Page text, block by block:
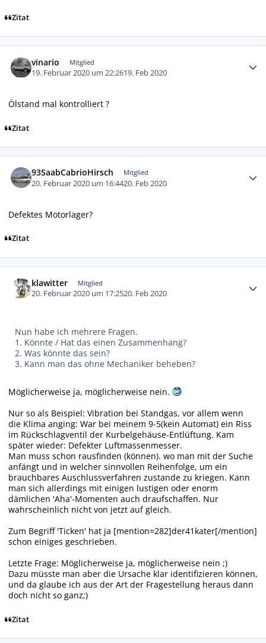
Zitat
vinario Mitglied
19. Februar 2020 um 22:2619. Feb 2020
Ölstand mal kontrolliert ?
Zitat
93SaabCabrioHirsch Mitglied
20. Februar 2020 um 16:4420. Feb 2020
Defektes Motorlager?
Zitat
klawitter Mitglied
20. Februar 2020 um 17:2520. Feb 2020
Nun habe ich mehrere Fragen.
1. Könnte / Hat das einen Zusammenhang?
2. Was könnte das sein?
3. Kann man das ohne Mechaniker beheben?
Möglicherweise ja, möglicherweise nein.
Nur so als Beispiel: Vibration bei Standgas, vor allem wenn
die Klima anging: War bei meinem 9-5(kein Automat) ein Riss
im Rückschlagventil der Kurbelgehäuse-Entlüftung. Kam
später wieder: Defekter Luftmassenmesser.
Man muss schon rausfinden (können). wo man mit der Suche
anfängt und in welcher sinnvollen Reihenfolge, um ein
brauchbares Auschlussverfahren zustande zu kriegen. Kann
man sich allerdings mit einigen lustigen oder enorm
dämlichen 'Aha'-Momenten auch draufschaffen. Nur
wahrscheinlich nicht von jetzt auf gleich.
Zum Begriff 'Ticken' hat ja [mention=282]der41kater[/mention]
schon einiges geschrieben.
Letzte Frage: Möglicherweise ja, möglicherweise nein ;)
Dazu müsste man aber die Ursache klar identifizieren können,
und da glaube ich aus der Art der Fragestellung heraus dann
doch nicht so ganz;)
Zitat